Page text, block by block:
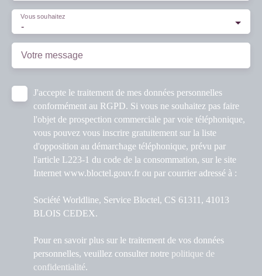
-
Vous souhaitez
Votre message
J'accepte le traitement de mes données personnelles
conformément au RGPD. Si vous ne souhaitez pas faire
l'objet de prospection commerciale par voie téléphonique,
vous pouvez vous inscrire gratuitement sur la liste
d'opposition au démarchage téléphonique, prévu par
l'article L223-1 du code de la consommation, sur le site
Internet www.bloctel.gouv.fr ou par courrier adressé à :
Société Worldline, Service Bloctel, CS 61311, 41013
BLOIS CEDEX.
Pour en savoir plus sur le traitement de vos données
personnelles, veuillez consulter notre politique de
confidentialité.